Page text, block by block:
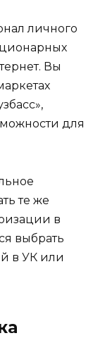
личного
Вы
для
те же
в
выбрать
в УК или